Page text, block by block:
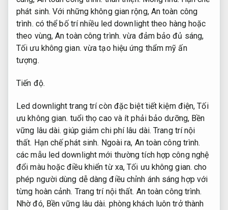
phát sinh. Với những không gian rộng, An toàn công
trình. có thể bố trí nhiều led downlight theo hàng hoặc
theo vùng,An toàn công trình. vừa đảm bảo đủ sáng,
Tối ưu không gian. vừa tạo hiệu ứng thẩm mỹ ấn
tượng.
Tiến độ.
Led downlight trang trí còn đặc biệt tiết kiệm điện,Tối
ưu không gian. tuổi thọ cao và ít phải bảo dưỡng, Bền
vững lâu dài. giúp giảm chi phí lâu dài.Trang trí nội
thất. Hạn chế phát sinh. Ngoài ra, An toàn công trình.
các mẫu led downlight mới thường tích hợp công nghệ
đổi màu hoặc điều khiển từ xa,Tối ưu không gian. cho
phép người dùng dễ dàng điều chỉnh ánh sáng hợp với
từng hoàn cảnh. Trang trí nội thất. An toàn công trình.
Nhờ đó, Bền vững lâu dài. phòng khách luôn trở thành